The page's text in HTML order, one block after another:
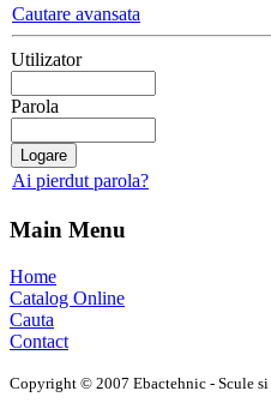
Cautare avansata
Utilizator
Parola
Ai pierdut parola?
Main Menu
Home
Catalog Online
Cauta
Contact
Copyright © 2007 Ebactehnic - Scule